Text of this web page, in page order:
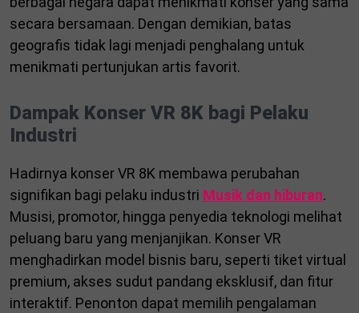
secara bersamaan. Dengan demikian, batas
geografis tidak lagi menjadi penghalang untuk
menikmati pertunjukan artis favorit.
Dampak Konser VR 8K bagi Pelaku
Industri
Hadirnya konser VR 8K membawa perubahan
signifikan bagi pelaku industri Musik dan hiburan.
Musisi, promotor, hingga penyedia teknologi melihat
peluang baru yang menjanjikan. Konser VR
menghadirkan model bisnis baru, seperti tiket virtual
premium, akses sudut pandang eksklusif, dan fitur
interaktif. Penonton dapat memilih pengalaman